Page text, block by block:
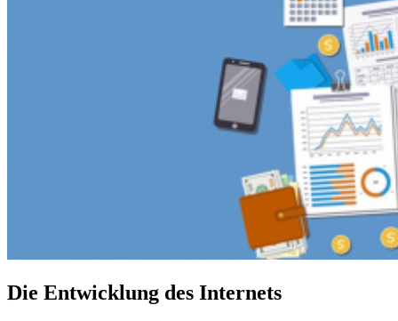
Die Entwicklung des Internets